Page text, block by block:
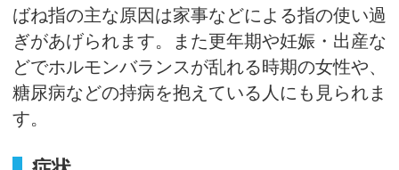
ばね指の主な原因は家事などによる指の使い過
ぎがあげられます。また更年期や妊娠・出産な
どでホルモンバランスが乱れる時期の女性や、
糖尿病などの持病を抱えている人にも見られま
す。